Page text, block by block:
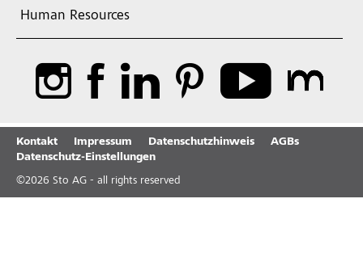
Human Resources
Kontakt Impressum Datenschutzhinweis
AGBs
Datenschutz-Einstellungen
©2026 Sto AG - all rights reserved